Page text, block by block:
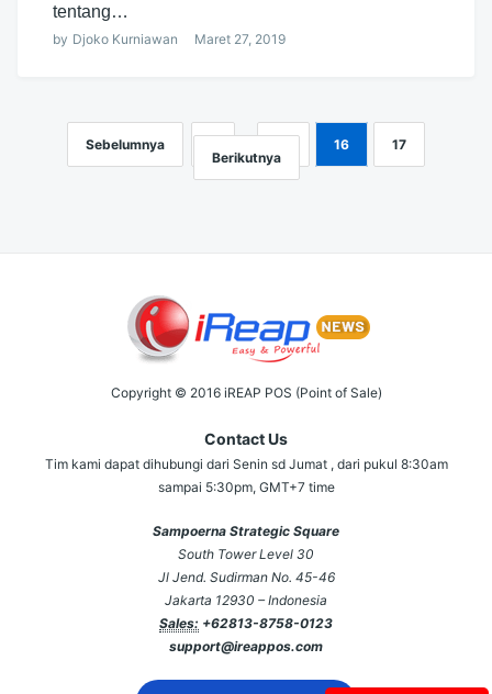
tentang…
by Djoko Kurniawan Maret 27, 2019
Navigasi
pos
Sebelumnya 16
17
Berikutnya
Copyright © 2016 iREAP POS (Point of Sale)
Contact Us
Tim kami dapat dihubungi dari Senin sd Jumat , dari pukul 8:30am
sampai 5:30pm, GMT+7 time
Sampoerna Strategic Square
South Tower Level 30
Jl Jend. Sudirman No. 45-46
Jakarta 12930 – Indonesia
Sales: +62813-8758-0123
support@ireappos.com